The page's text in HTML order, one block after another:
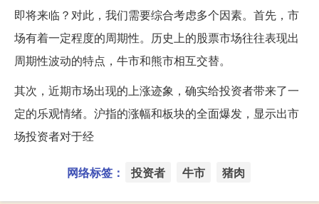
即将来临？对此，我们需要综合考虑多个因素。首先，市
场有着一定程度的周期性。历史上的股票市场往往表现出
周期性波动的特点，牛市和熊市相互交替。
其次，近期市场出现的上涨迹象，确实给投资者带来了一
定的乐观情绪。沪指的涨幅和板块的全面爆发，显示出市
场投资者对于经
网络标签： 投资者 牛市 猪肉